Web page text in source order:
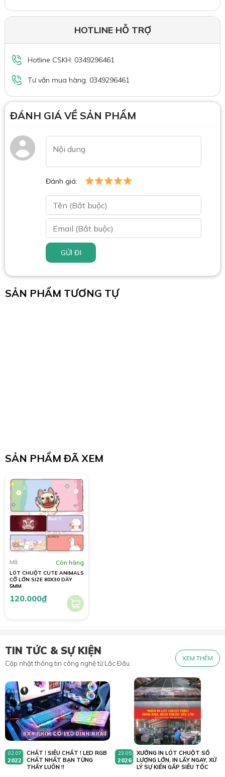
HOTLINE HỖ TRỢ
Hotline CSKH: 0349296461
Tư vấn mua hàng: 0349296461
ĐÁNH GIÁ VỀ SẢN PHẨM
Đánh giá:
GỬI ĐI
SẢN PHẨM TƯƠNG TỰ
SẢN PHẨM ĐÃ XEM
Mã: Còn hàng
LÓT CHUỘT CUTE ANIMALS
CỠ LỚN SIZE 80X30 DÀY
5MM
120.000đ
TIN TỨC & SỰ KIỆN
Cập nhật thông tin công nghệ từ Lắc Đầu
XEM THÊM
02.07
2022
CHẤT ! SIÊU CHẤT ! LED RGB
CHẤT NHẤT BẠN TỪNG
THẤY LUÔN !!
23.05
2026
XƯỞNG IN LÓT CHUỘT SỐ
LƯỢNG LỚN, IN LẤY NGAY, XỬ
LÝ SỰ KIẾN GẤP SIÊU TỐC